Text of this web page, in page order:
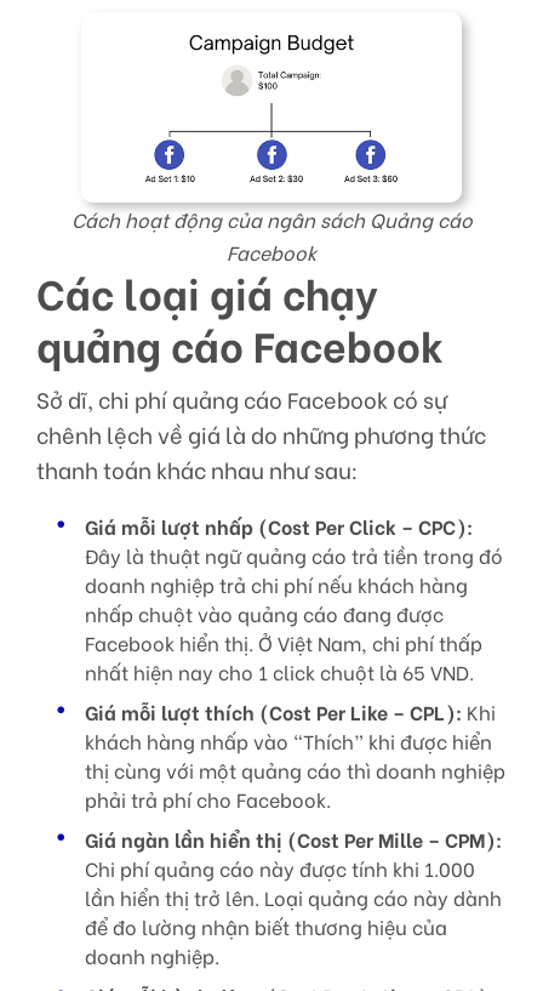
Cách hoạt động của ngân sách Quảng cáo
Facebook
Các loại giá chạy
quảng cáo Facebook
Sở dĩ, chi phí quảng cáo Facebook có sự
chênh lệch về giá là do những phương thức
thanh toán khác nhau như sau:
Giá mỗi lượt nhấp (Cost Per Click – CPC):
Đây là thuật ngữ quảng cáo trả tiền trong đó
doanh nghiệp trả chi phí nếu khách hàng
nhấp chuột vào quảng cáo đang được
Facebook hiển thị. Ở Việt Nam, chi phí thấp
nhất hiện nay cho 1 click chuột là 65 VND.
Giá mỗi lượt thích (Cost Per Like – CPL): Khi
khách hàng nhấp vào “Thích” khi được hiển
thị cùng với một quảng cáo thì doanh nghiệp
phải trả phí cho Facebook.
Giá ngàn lần hiển thị (Cost Per Mille – CPM):
Chi phí quảng cáo này được tính khi 1.000
lần hiển thị trở lên. Loại quảng cáo này dành
để đo lường nhận biết thương hiệu của
doanh nghiệp.